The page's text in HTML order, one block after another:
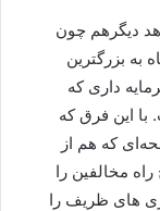
دیگرهم چون
به بزرگترین
داری که
این فرق که
که هم از
مخالفین را
های ظریف را